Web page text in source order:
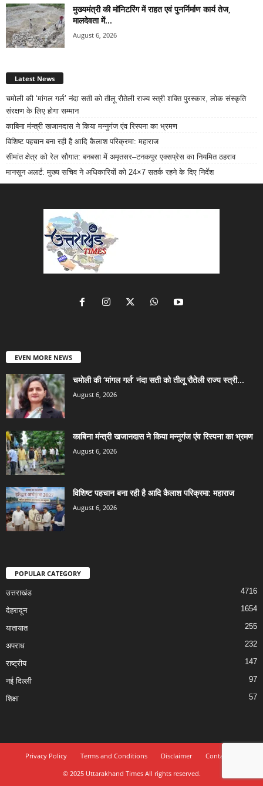
मुख्यमंत्री की मॉनिटरिंग में राहत एवं पुनर्निर्माण कार्य तेज,
मालदेवता में...
August 6, 2026
Latest News
चमोली की ‘मांगल गर्ल’ नंदा सती को तीलू रौतेली राज्य स्त्री शक्ति पुरस्कार, लोक संस्कृति
संरक्षण के लिए होगा सम्मान
काबिना मंन्त्री खजानदास ने किया मन्नुगंज एंव रिस्पना का भ्रमण
विशिष्ट पहचान बना रही है आदि कैलाश परिक्रमा: महाराज
सीमांत क्षेत्र को रेल सौगात: बनबसा में अमृतसर–टनकपुर एक्सप्रेस का नियमित ठहराव
मानसून अलर्ट: मुख्य सचिव ने अधिकारियों को 24×7 सतर्क रहने के दिए निर्देश
EVEN MORE NEWS
चमोली की ‘मांगल गर्ल’ नंदा सती को तीलू रौतेली राज्य स्त्री...
August 6, 2026
काबिना मंन्त्री खजानदास ने किया मन्नुगंज एंव रिस्पना का भ्रमण
August 6, 2026
विशिष्ट पहचान बना रही है आदि कैलाश परिक्रमा: महाराज
August 6, 2026
POPULAR CATEGORY
उत्तराखंड 4716
देहरादून 1654
यातायात 255
अपराध 232
राष्ट्रीय 147
नई दिल्ली 97
शिक्षा 57
Privacy Policy Terms and Conditions Disclaimer
Contact Us
© 2025 Uttarakhand Times All rights reserved.